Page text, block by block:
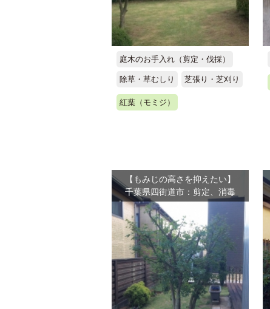
庭木のお手入れ（剪定・伐採）
除草・草むしり 芝張り・芝刈り
紅葉（モミジ）
【もみじの高さを抑えたい】
千葉県四街道市：剪定、消毒